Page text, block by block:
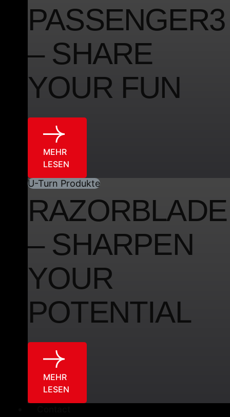
PASSENGER3
– SHARE
YOUR FUN
MEHR
LESEN
U-Turn Produkte
RAZORBLADE
– SHARPEN
YOUR
POTENTIAL
MEHR
LESEN